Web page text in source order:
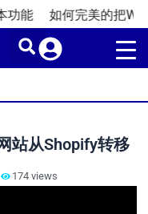
如何完美的把
站从Shopify转移
174 views